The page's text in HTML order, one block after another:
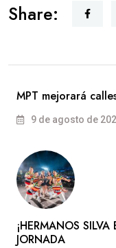
Share:
MPT mejorará
9 de agosto de
​¡HERMANOS
JORNADA